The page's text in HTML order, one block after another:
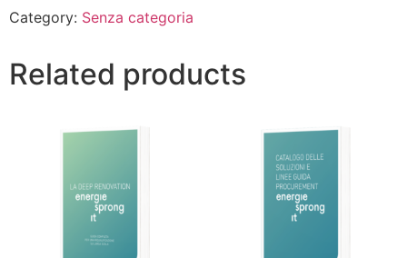
Category: Senza categoria
Related products